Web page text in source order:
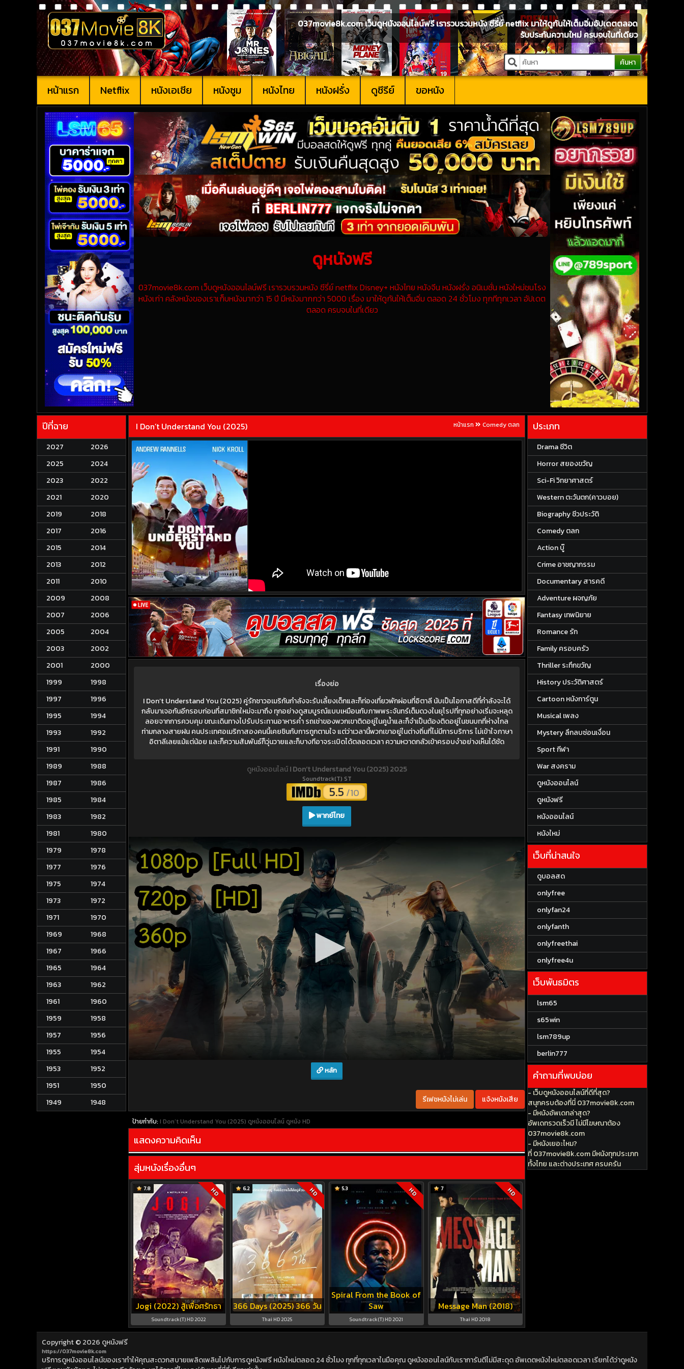
037movie8k.com เว็บดูหนังออนไลน์ฟรี เรารวบรวมหนัง ซีรี่ย์ netflix มาให้ดูกันให้เต็มอิ่มอัปเดตตลอด
รับประกันความใหม่ ครบจบในที่เดียว
ค้นหา
หน้าแรก Netflix หนังเอเชีย หนังซูม หนังไทย หนังฝรั่ง ดูซีรีย์ ขอหนัง
ดูหนังฟรี
037movie8k.com เว็บดูหนังออนไลน์ฟรี เรารวบรวมหนัง ซีรี่ย์ netflix Disney+ หนังไทย หนังจีน หนังฝรั่ง อนิเมชั่น หนังใหม่ชนโรง
หนังเก่า คลังหนังของเราเก็บหนังมากว่า 15 ปี มีหนังมากกว่า 5000 เรื่อง มาให้ดูกันให้เต็มอิ่ม ตลอด 24 ชั่วโมง ทุกทีทุกเวลา อัปเดต
ตลอด ครบจบในที่เดียว
ปีที่ฉาย
2027
2026
2025
2024
2023
2022
2021
2020
2019
2018
2017
2016
2015
2014
2013
2012
2011
2010
2009
2008
2007
2006
2005
2004
2003
2002
2001
2000
1999
1998
1997
1996
1995
1994
1993
1992
1991
1990
1989
1988
1987
1986
1985
1984
1983
1982
1981
1980
1979
1978
1977
1976
1975
1974
1973
1972
1971
1970
1969
1968
1967
1966
1965
1964
1963
1962
1961
1960
1959
1958
1957
1956
1955
1954
1953
1952
1951
1950
1949
1948
I Don’t Understand You (2025) หน้าแรก Comedy ตลก
เรื่องย่อ
I Don’t Understand You (2025) คู่รักชาวอเมริกันกำลังจะรับเลี้ยงเด็กและก็ท่องเที่ยวพักผ่อนที่อิตาลี นับเป็นโอกาสดีที่กำลังจะได้
กลับมาเจอกันอีกรอบก่อนที่สมาชิกใหม่จะมาถึง ทุกอย่างดูสมบูรณ์แบบเหมือนกับภาพพระจันทร์เต็มดวงในยุโรปที่ทุกอย่างเริ่มจะหลุด
ลอยจากการควบคุม ขณะเดินทางไปรับประทานอาหารค่ำ รถเช่าของพวกเขาติดอยู่ในคูน้ำและก็จำเป็นต้องติดอยู่ในชนบทที่ห่างไกล
ท่ามกลางสายฝน คนประเทศอเมริกาสองคนนี้เคยชินกับการถูกตามใจ แต่ว่าเวลานี้พวกเขาอยู่ในต่างถิ่นที่ไม่มีการบริการ ไม่เข้าใจภาษา
อิตาลีเลยแม้แต่น้อย และก็ความสัมพันธ์ก็วุ่นวายและก็บางทีอาจระเบิดได้ตลอดเวลา ความหวาดกลัวเข้าครอบงำอย่างเห็นได้ชัด
ดูหนังออนไลน์I Don’t Understand You (2025) 2025
Soundtrack(T) ST
5.5 /10
พากย์ไทย
หลัก
รีเฟชหนังไม่เล่น แจ้งหนังเสีย
ป้ายกำกับ: I Don’t Understand You (2025) ดูหนังออนไลน์ ดูหนัง HD
แสดงความคิดเห็น
สุ่มหนังเรื่องอื่นๆ
Jogi (2022) สู้เพื่อศรัทธา
7.8 HD
Soundtrack(T) HD 2022
366 Days (2025) 366 วัน
6.2 HD
Thai HD 2025
Spiral From the Book of
Saw
5.3 HD
Soundtrack(T) HD 2021
Message Man (2018)
7 HD
Thai HD 2018
ประเภท
Drama ชีวิต
Horror สยองขวัญ
Sci-Fi วิทยาศาสตร์
Western ตะวันตก(คาวบอย)
Biography ชีวประวัติ
Comedy ตลก
Action บู๊
Crime อาชญากรรม
Documentary สารคดี
Adventure ผจญภัย
Fantasy เทพนิยาย
Romance รัก
Family ครอบครัว
Thriller ระทึกขวัญ
History ประวัติศาสตร์
Cartoon หนังการ์ตูน
Musical เพลง
Mystery ลึกลบซ่อนเงื่อน
Sport กีฬา
War สงคราม
ดูหนังออนไลน์
ดูหนังฟรี
หนังออนไลน์
หนังใหม่
เว็บที่น่าสนใจ
ดูบอลสด
onlyfree
onlyfan24
onlyfanth
onlyfreethai
onlyfree4u
เว็บพันธมิตร
lsm65
s65win
lsm789up
berlin777
คำถามที่พบบ่อย
- เว็บดูหนังออนไลน์ที่ดีที่สุด?
สนุกครบต้องที่นี่ 037movie8k.com
- มีหนังอัพเดทล่าสุด?
อัพเดทรวดเร็วมี ไม่มีโฆษณาต้อง
037movie8k.com
- มีหนังเยอะไหม?
ที่ 037movie8k.com มีหนังทุกประเภท
ทั้งไทย และต่างประเทศ ครบครัน
Copyright © 2026 ดูหนังฟรี
https://037movie8k.com
บริการดูหนังออนไลน์ของเราทำให้คุณสะดวกสบายเพลิดเพลินไปกับการดูหนังฟรี หนังใหม่ตลอด 24 ชั่วโมง ทุกที่ทุกเวลาในมือคุณ ดูหนังออนไลน์กับเราการันตีไม่มีสะดุด อัพเดตหนังใหม่ตลอดเวลา เรียกได้ว่าดูหนัง